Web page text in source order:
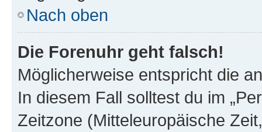
Nach oben
Die Forenuhr geht falsch!
Möglicherweise entspricht die
In diesem Fall solltest du im
Zeitzone (Mitteleuropäische